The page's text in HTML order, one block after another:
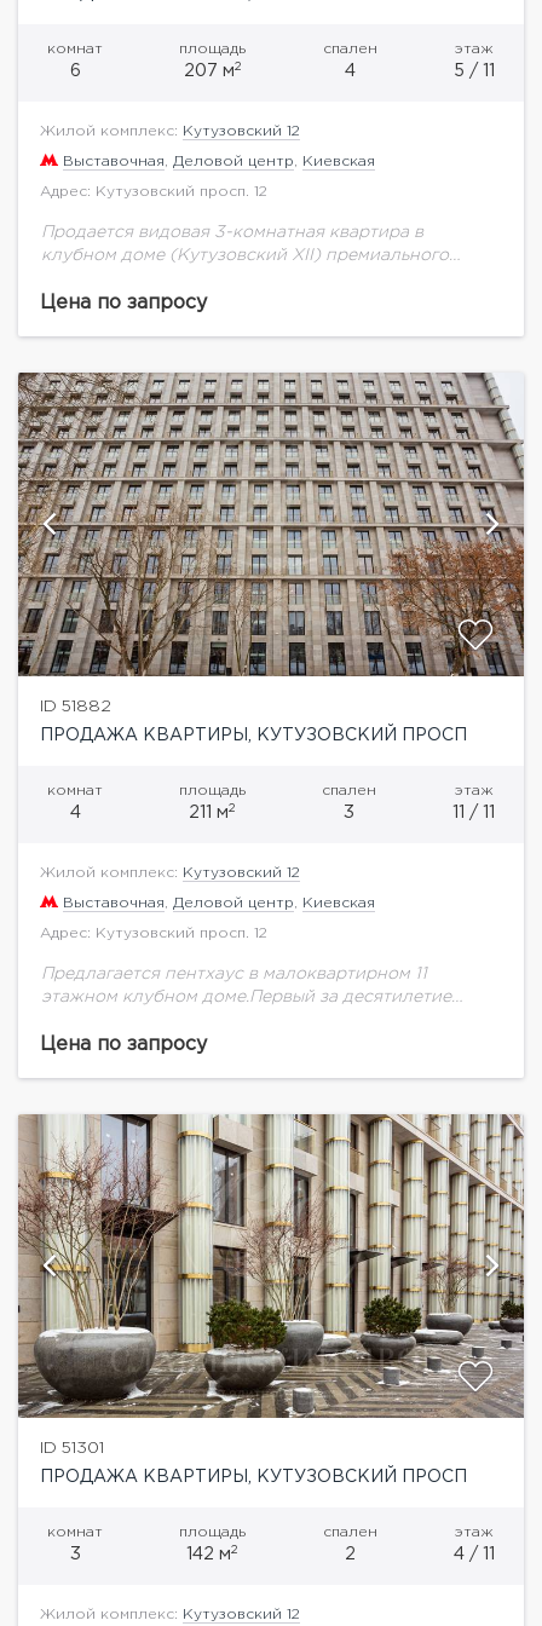
комнат
6
площадь
207 м2
спален
4
этаж
5 / 11
Жилой комплекс: Кутузовский 12
Выставочная Деловой центр Киевская
Адрес: Кутузовский просп. 12
Продается видовая 3-комнатная квартира в
клубном доме (Кутузовский XII) премиального
востребованных районов центра Москвы общей
Цена по запросу
ID 51882
ПРОДАЖА КВАРТИРЫ, КУТУЗОВСКИЙ ПРОСП
комнат
4
площадь
211 м2
спален
3
этаж
11 / 11
Жилой комплекс: Кутузовский 12
Выставочная Деловой центр Киевская
Адрес: Кутузовский просп. 12
Предлагается пентхаус в малоквартирном 11
этажном клубном доме.Первый за десятилетие
Дорогомиловском районе. Захватывающие виды из
Цена по запросу
ID 51301
ПРОДАЖА КВАРТИРЫ, КУТУЗОВСКИЙ ПРОСП
комнат
3
площадь
142 м2
спален
2
этаж
4 / 11
Жилой комплекс: Кутузовский 12